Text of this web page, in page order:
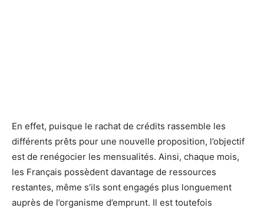
En effet, puisque le rachat de crédits rassemble les
différents prêts pour une nouvelle proposition, l’objectif
est de renégocier les mensualités. Ainsi, chaque mois,
les Français possèdent davantage de ressources
restantes, même s’ils sont engagés plus longuement
auprès de l’organisme d’emprunt. Il est toutefois